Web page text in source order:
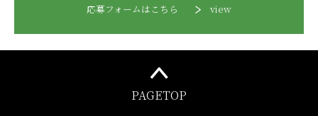
応募フォームはこちら view
PAGETOP